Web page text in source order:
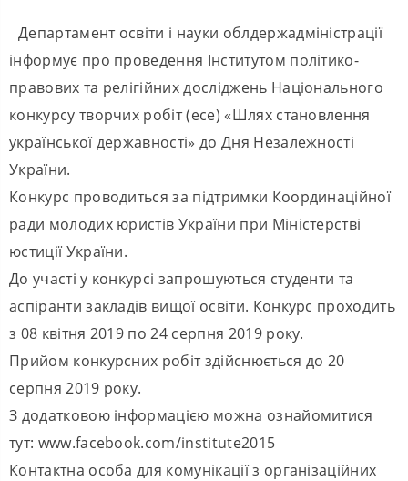
Департамент освіти і науки облдержадміністрації
інформує про проведення Інститутом політико-
правових та релігійних досліджень Національного
конкурсу творчих робіт (есе) «Шлях становлення
української державності» до Дня Незалежності
України.
Конкурс проводиться за підтримки Координаційної
ради молодих юристів України при Міністерстві
юстиції України.
До участі у конкурсі запрошуються студенти та
аспіранти закладів вищої освіти. Конкурс проходить
з 08 квітня 2019 по 24 серпня 2019 року.
Прийом конкурсних робіт здійснюється до 20
серпня 2019 року.
З додатковою інформацією можна ознайомитися
тут: www.facebook.com/institute2015
Контактна особа для комунікації з організаційних